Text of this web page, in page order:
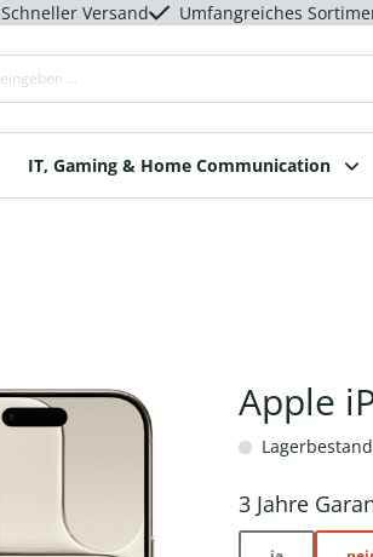
Schneller Versand Umfangreiches
IT, Gaming & Home Communication
Apple
3 Jahre